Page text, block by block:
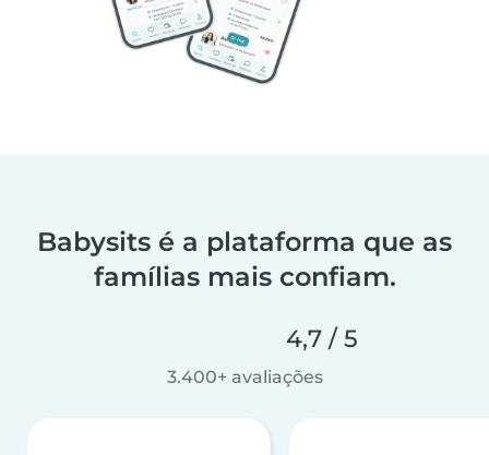
Babysits é a plataforma que as
famílias mais confiam.
4,7 / 5
3.400+ avaliações